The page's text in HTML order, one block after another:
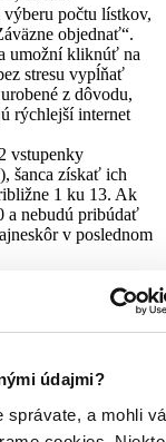
údajmi?
správate, a mohli
počtu lístkov,
objednať“.
umožní kliknúť na
stresu vypĺňať
z dôvodu,
rýchlejší internet
vstupenky
šanca získať ich
1 ku 13. Ak
a nebudú pribúdať
v poslednom